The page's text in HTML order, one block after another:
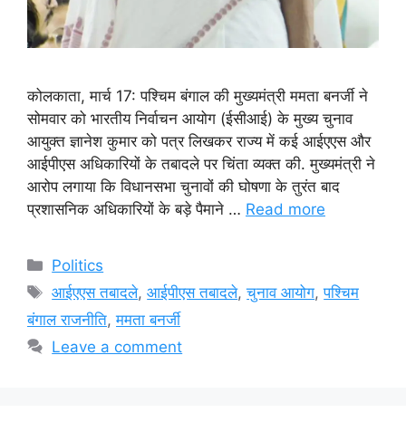
कोलकाता, मार्च 17: पश्चिम बंगाल की मुख्यमंत्री ममता बनर्जी ने
सोमवार को भारतीय निर्वाचन आयोग (ईसीआई) के मुख्य चुनाव
आयुक्त ज्ञानेश कुमार को पत्र लिखकर राज्य में कई आईएएस और
आईपीएस अधिकारियों के तबादले पर चिंता व्यक्त की. मुख्यमंत्री ने
आरोप लगाया कि विधानसभा चुनावों की घोषणा के तुरंत बाद
प्रशासनिक अधिकारियों के बड़े पैमाने … Read more
Categories
Politics
Tags
आईएएस तबादले,आईपीएस तबादले,चुनाव आयोग,पश्चिम
बंगाल राजनीति,ममता बनर्जी
Leave a comment